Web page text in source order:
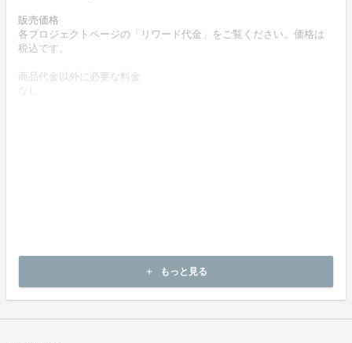
販売価格
各プロジェクトページの「リワード代金」をご覧ください。価格は
税込です。
商品代金以外に必要な料金
なし
キャンセルの可否と条件
キャンセルはできません。決済完了後の返金は一切できません。
add もっと見る